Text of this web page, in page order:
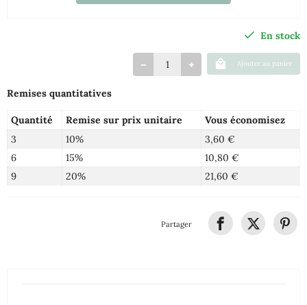
En stock
Ajouter au panier
Remises quantitatives
Quantité Remise sur prix unitaire
Vous économisez
3
10%
3,60 €
6
15%
10,80 €
9
20% 21,60 €
Partager